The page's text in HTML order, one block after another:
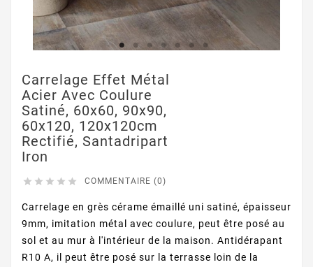
Carrelage Effet Métal
Acier Avec Coulure
Satiné, 60x60, 90x90,
60x120, 120x120cm
Rectifié, Santadripart
Iron
     COMMENTAIRE (0)
Carrelage en grès cérame émaillé uni satiné, épaisseur
9mm, imitation métal avec coulure, peut être posé au
sol et au mur à l'intérieur de la maison. Antidérapant
R10 A, il peut être posé sur la terrasse loin de la